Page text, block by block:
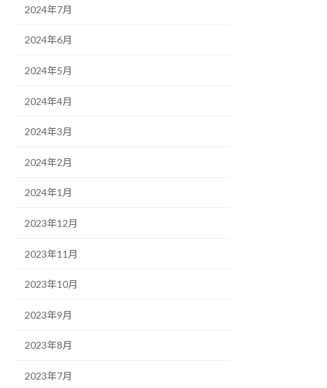
2024年7月
2024年6月
2024年5月
2024年4月
2024年3月
2024年2月
2024年1月
2023年12月
2023年11月
2023年10月
2023年9月
2023年8月
2023年7月